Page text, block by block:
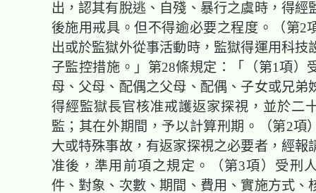
出，認其有脫逃、自殘、暴行之虞時，得經
後施用戒具。但不得逾必要之程度。（第2
出或於監獄外從事活動時，監獄得運用科技
子監控措施。」第28條規定：「（第1項）
母、父母、配偶之父母、配偶、子女或兄弟
得經監獄長官核准戒護返家探視，並於二
監；其在外期間，予以計算刑期。（第2項
大或特殊事故，有返家探視之必要者，經報
准後，準用前項之規定。（第3項）受刑
件、對象、次數、期間、費用、實施方式、